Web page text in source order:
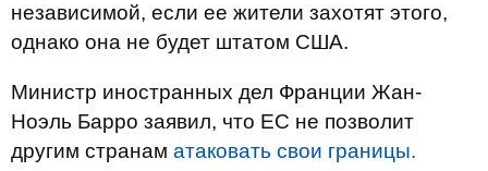
независимой, если ее жители захотят этого,
однако она не будет штатом США.
Министр иностранных дел Франции Жан-
Ноэль Барро заявил, что ЕС не позволит
другим странам атаковать свои границы.